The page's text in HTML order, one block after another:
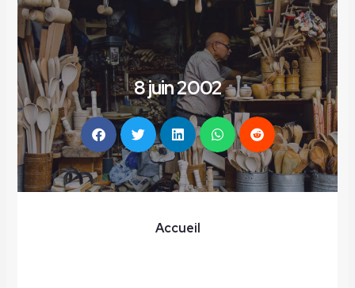
8 juin 2002
Accueil